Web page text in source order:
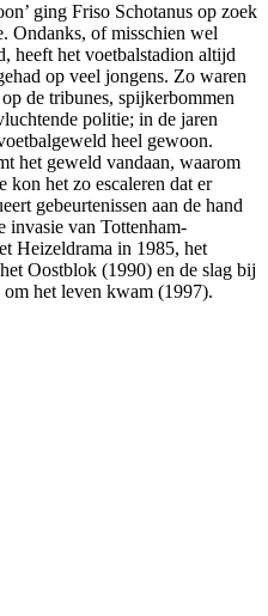
ging Friso Schotanus op zoek
Ondanks, of misschien wel
heeft het voetbalstadion altijd
op veel jongens. Zo waren
de tribunes, spijkerbommen
politie; in de jaren
heel gewoon.
het geweld vandaan, waarom
kon het zo escaleren dat er
gebeurtenissen aan de hand
invasie van Tottenham-
Heizeldrama in 1985, het
Oostblok (1990) en de slag bij
het leven kwam (1997).